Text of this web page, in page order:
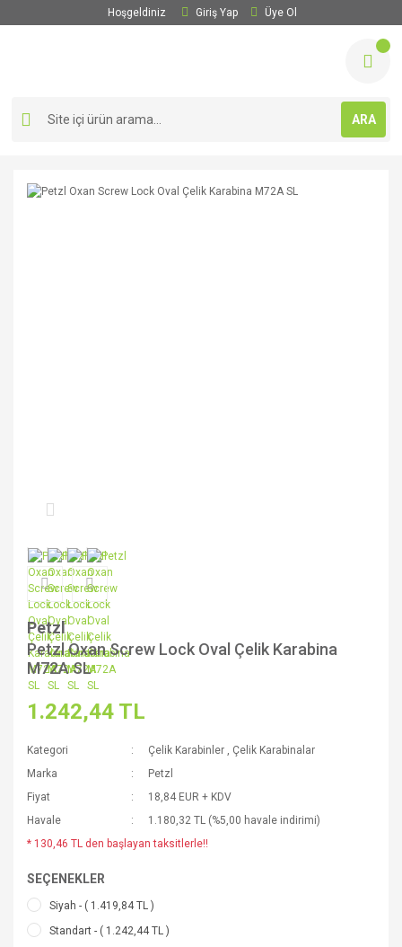
Hoşgeldiniz Giriş Yap Üye Ol
ARA
Petzl
Petzl Oxan Screw Lock Oval Çelik Karabina
M72A SL
1.242,44 TL
Kategori Çelik Karabinler , Çelik Karabinalar
Marka
Petzl
Fiyat
18,84 EUR + KDV
Havale
1.180,32 TL (%5,00 havale indirimi)
* 130,46 TL den başlayan taksitlerle!!
SEÇENEKLER
Siyah - ( 1.419,84 TL )
Standart - ( 1.242,44 TL )